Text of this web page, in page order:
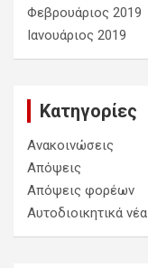
Φεβρουάριος 2019
Ιανουάριος 2019
Kατηγορίες
Ανακοινώσεις
Απόψεις
Απόψεις φορέων
Αυτοδιοικητικά νέα